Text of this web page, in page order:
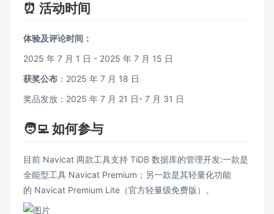
⏰ 活动时间
体验及评论时间：
2025 年 7 月 1 日 - 2025 年 7 月 15 日
获奖公布 ：2025 年 7 月 18 日
奖品发放：2025 年 7 月 21 日- 7 月 31 日
🧑‍💻 如何参与
目前 Navicat 两款工具支持 TiDB 数据库的管理开发:一款是
全能型工具 Navicat Premium；另一款是其轻量化功能
的 Navicat Premium Lite（官方轻量级免费版）。